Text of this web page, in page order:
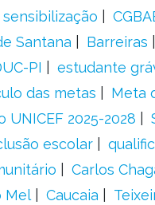
sensibilização
Santana Barreiras
PI estudante
das metas Meta
UNICEF 2025-2028
escolar
Carlos
Mel Caucaia